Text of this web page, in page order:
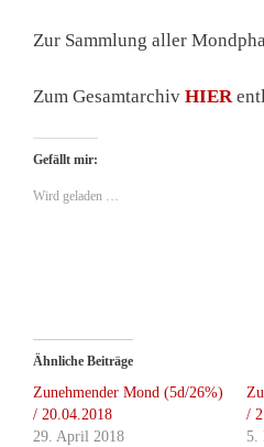
Zur Sammlung aller
Zum Gesamtarchiv HIER
Gefällt mir:
Wird geladen …
Ähnliche Beiträge
Zunehmender Mond (5d/26%)
/ 20.04.2018
29. April 2018
/
5.